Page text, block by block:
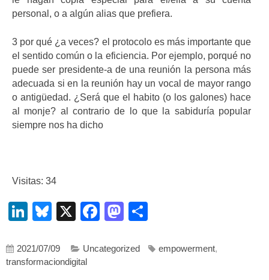
personal, o a algún alias que prefiera.
3 por qué ¿a veces? el protocolo es más importante que
el sentido común o la eficiencia. Por ejemplo, porqué no
puede ser presidente-a de una reunión la persona más
adecuada si en la reunión hay un vocal de mayor rango
o antigüedad. ¿Será que el habito (o los galones) hace
al monje? al contrario de lo que la sabiduría popular
siempre nos ha dicho
Visitas: 34
LinkedIn
Bluesky
X Facebook
Mastodon
2021/07/09 Uncategorized empowerment,
transformaciondigital